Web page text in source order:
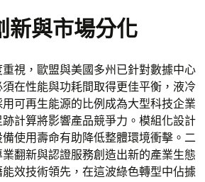
新與市場分化
視，歐盟與美國多州已針對數據中心
在性能與功耗間取得更佳平衡，液冷
可再生能源的比例成為大型科技企業
計算將影響產品競爭力。模組化設計
使用壽命有助降低整體環境衝擊。二
翻新與認證服務創造出新的產業生態
效技術領先，在這波綠色轉型中佔據